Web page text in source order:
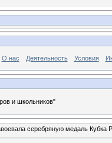
О нас Деятельность Условия
и школьников"
серебряную медаль Кубка